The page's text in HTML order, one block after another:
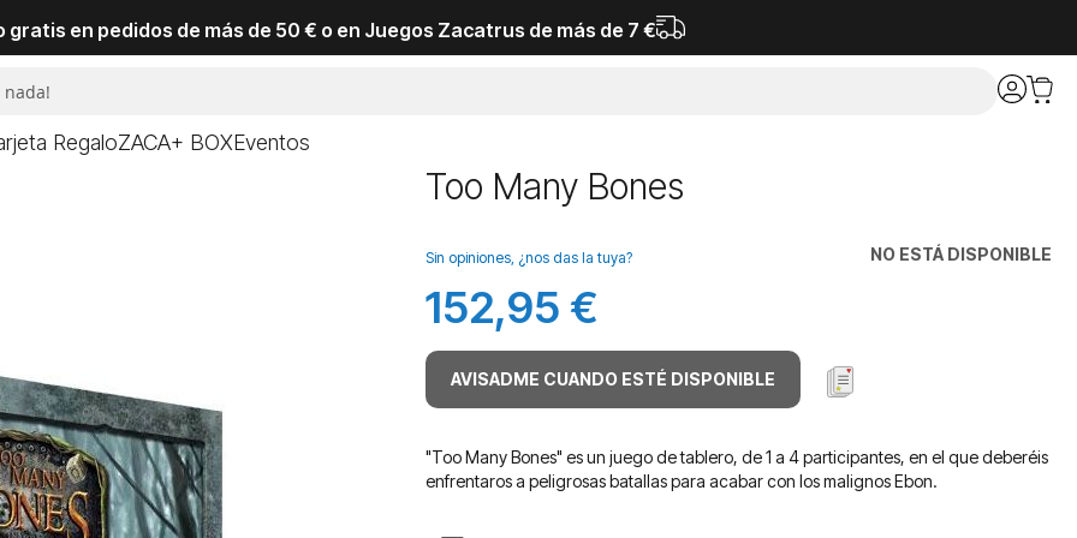
gratis en pedidos de más de 50 € o en Juegos Zacatrus de más de 7 €
RegaloZACA+ BOXEventos
Too Many Bones
NO ESTÁ DISPONIBLE
Sin opiniones, ¿nos das la tuya?
152,95 €
AVISADME CUANDO ESTÉ DISPONIBLE
"Too Many Bones" es un juego de tablero, de 1 a 4 participantes, en el que deberéis
enfrentaros a peligrosas batallas para acabar con los malignos Ebon.